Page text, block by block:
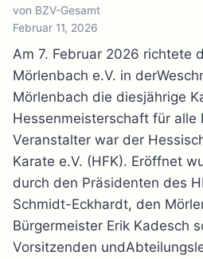
von BZV-Gesamt
Februar 11, 2026
Am 7. Februar 2026 richtete
Mörlenbach e.V. in
Mörlenbach die diesjährige
Hessenmeisterschaft für alle
Veranstalter war der
Karate e.V. (HFK). Eröffnet
durch den Präsidenten des
Schmidt-Eckhardt, den
Bürgermeister Erik Kadesch
Vorsitzenden